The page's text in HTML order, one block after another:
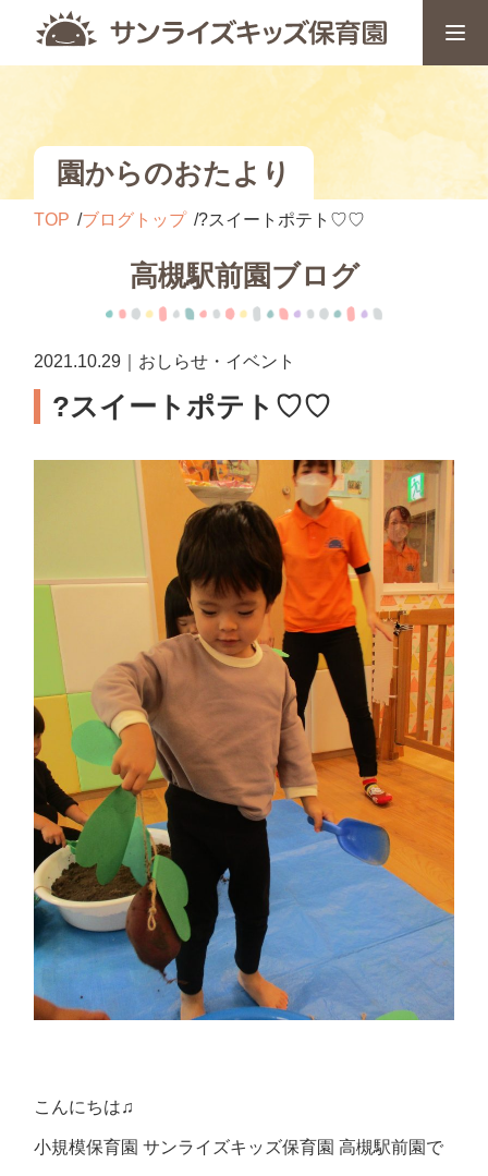
園からのおたより
TOP ブログトップ ?スイートポテト♡♡
高槻駅前園ブログ
2021.10.29｜おしらせ・イベント
?スイートポテト♡♡
こんにちは♫
小規模保育園 サンライズキッズ保育園 高槻駅前園で